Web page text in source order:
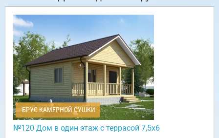
БРУС КАМЕРНОЙ СУШКИ
№120 Дом в один этаж с террасой 7,5х6